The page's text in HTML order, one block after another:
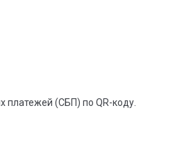
платежей (СБП) по QR-коду.